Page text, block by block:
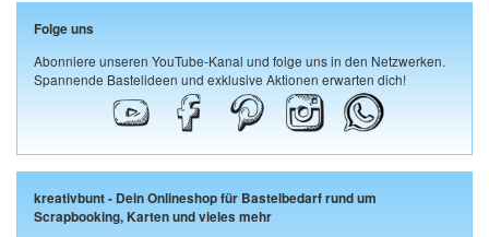
Folge uns
Abonniere unseren YouTube-Kanal und folge uns in den Netzwerken.
Spannende Bastelideen und exklusive Aktionen erwarten dich!
kreativbunt - Dein Onlineshop für Bastelbedarf rund um
Scrapbooking, Karten und vieles mehr